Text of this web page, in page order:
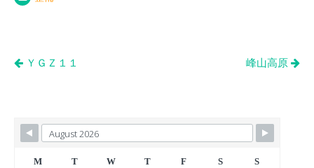
投
ビ
ゲ
ＹＧＺ１１ 峰山高原
M T W T F S S